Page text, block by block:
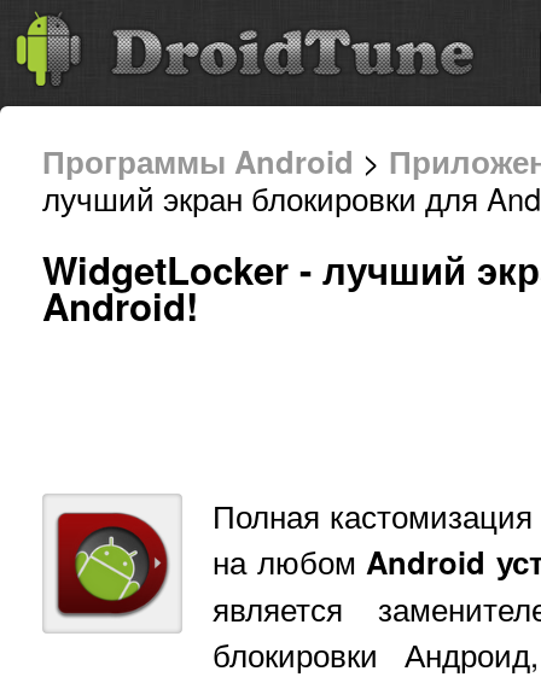
Программы Android >
лучший экран блокировки для
WidgetLocker - лучший
Android!
Полная
на любом Android
является
блокировки